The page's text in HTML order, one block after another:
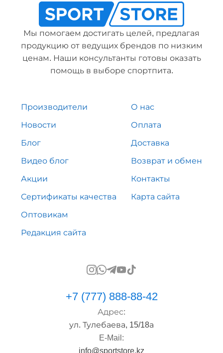
Мы помогаем достигать целей, предлагая
продукцию от ведущих брендов по низким
ценам. Наши консультанты готовы оказать
помощь в выборе спортпита.
Производители
Новости
Блог
Видео блог
Акции
Сертификаты качества
Оптовикам
Редакция сайта
О нас
Оплата
Доставка
Возврат и обмен
Контакты
Карта сайта
+7 (777) 888-88-42
Адрес:
ул. Тулебаева, 15/18а
E-Mail:
info@sportstore.kz